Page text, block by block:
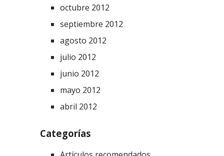
octubre 2012
septiembre 2012
agosto 2012
julio 2012
junio 2012
mayo 2012
abril 2012
Categorías